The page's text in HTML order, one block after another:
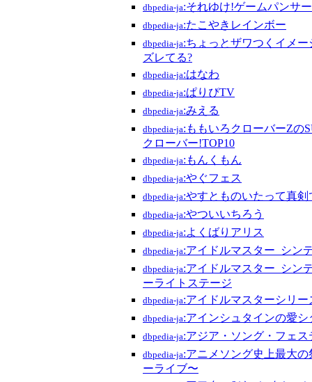
dbpedia-ja:それゆけ!ゲームパンサ
dbpedia-ja:たこやきレインボー
dbpedia-ja:ちょっとザワつくイメ
ズレてる?
dbpedia-ja:はなわ
dbpedia-ja:ぱりぴTV
dbpedia-ja:みえる
dbpedia-ja:ももいろクローバーZの
クローバー!TOP10
dbpedia-ja:もんくもん
dbpedia-ja:やぐフェス
dbpedia-ja:やすとものいたって真剣
dbpedia-ja:やついいちろう
dbpedia-ja:よくばりアリス
dbpedia-ja:アイドルマスター_シン
dbpedia-ja:アイドルマスター_シン
ーライトステージ
dbpedia-ja:アイドルマスターシリ
dbpedia-ja:アインシュタインの愛シ
dbpedia-ja:アジア・ソング・フェス
dbpedia-ja:アニメソング史上最大
ーライブ〜